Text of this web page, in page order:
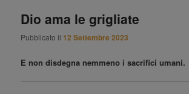
Dio ama le grigliate
Pubblicato il 12 Settembre 2023
E non disdegna nemmeno i sacrifici umani.